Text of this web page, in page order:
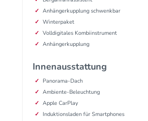
Anhängerkupplung schwenkbar
Winterpaket
Volldigitales Kombiinstrument
Anhängerkupplung
Innenausstattung
Panorama-Dach
Ambiente-Beleuchtung
Apple CarPlay
Induktionsladen für Smartphones